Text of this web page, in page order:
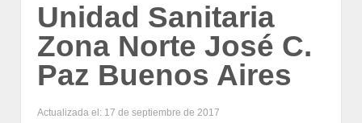
Unidad Sanitaria
Zona Norte José C.
Paz Buenos Aires
Actualizada el: 17 de septiembre de 2017